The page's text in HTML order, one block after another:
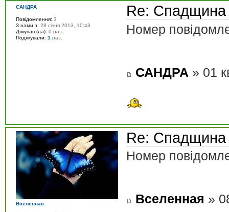
Re: Спадщина
Номер
САНДРА » 01
САНДРА
Повідомлення: 3
З нами з: 28 січня 2013, 10:43
Дякував (ла): 0 раз.
Подякували: 1 раз.
Re: Спадщина
Номер
Вселенная »
Вселенная